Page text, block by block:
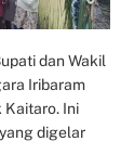
dan Wakil
Iribaram
Kaitaro. Ini
digelar